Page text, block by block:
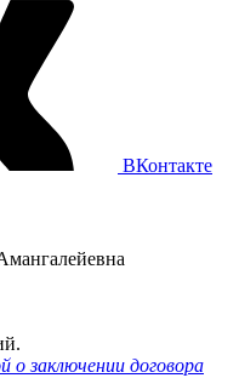
ВКонтакте
о заключении договора